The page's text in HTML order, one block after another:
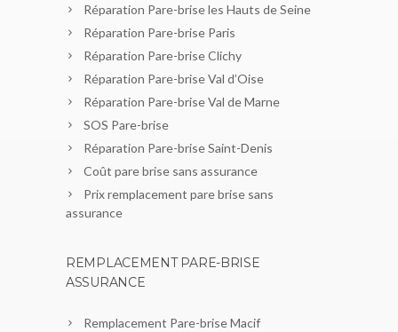
Réparation Pare-brise les Hauts de Seine
Réparation Pare-brise Paris
Réparation Pare-brise Clichy
Réparation Pare-brise Val d’Oise
Réparation Pare-brise Val de Marne
SOS Pare-brise
Réparation Pare-brise Saint-Denis
Coût pare brise sans assurance
Prix remplacement pare brise sans
assurance
REMPLACEMENT PARE-BRISE
ASSURANCE
Remplacement Pare-brise Macif